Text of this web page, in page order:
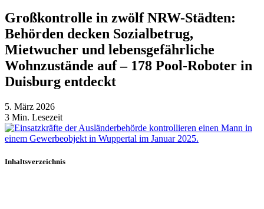
Großkontrolle in zwölf NRW-Städten:
Behörden decken Sozialbetrug,
Mietwucher und lebensgefährliche
Wohnzustände auf – 178 Pool-Roboter in
Duisburg entdeckt
5. März 2026
3 Min. Lesezeit
Inhaltsverzeichnis